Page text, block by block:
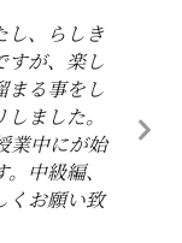
し、らしき
が、楽し
まる事をし
ました。
業中にが始
中級編、
くお願い致